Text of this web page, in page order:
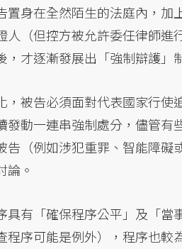
置身在全然陌生的法庭內，
人（但控方被允許委任律師
，才逐漸發展出「強制辯護」
，被告必須面對代表國家行使
發動一連串強制處分，儘管
告（例如涉犯重罪、智能障
論。
具有「確保程序公平」及「
程序可能是例外），程序也